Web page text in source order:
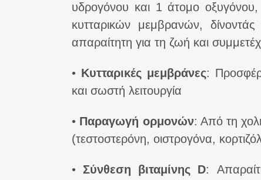
υδρογόνου και 1 άτομο οξυγόνου,
κυτταρικών μεμβρανών, δίνοντάς
απαραίτητη για τη ζωή και
• Κυτταρικές μεμβράνες:
και σωστή λειτουργία
• Παραγωγή ορμονών: Από τη
(τεστοστερόνη, οιστρογόνα,
• Σύνθεση βιταμίνης D: